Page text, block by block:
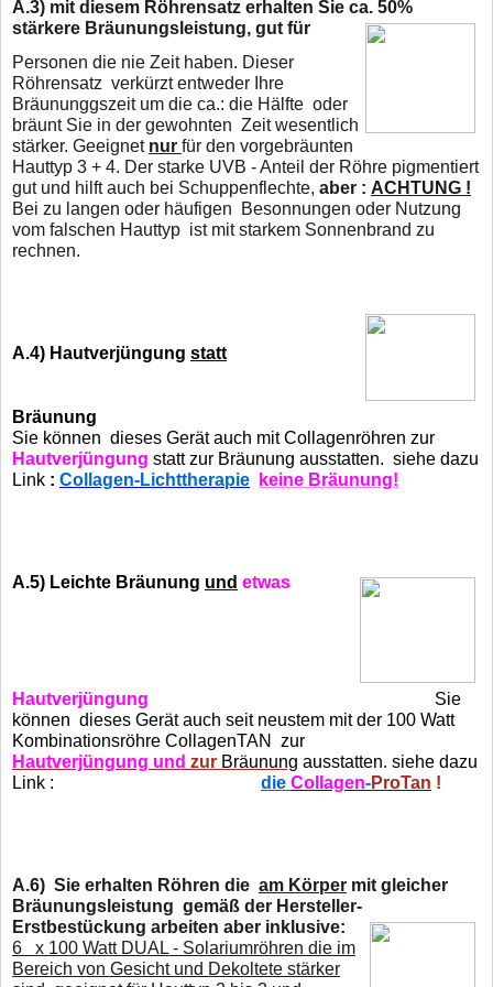
A.3) mit diesem Röhrensatz erhalten Sie ca. 50%
stärkere Bräunungsleistung, gut für
Personen die nie Zeit haben. Dieser
Röhrensatz verkürzt entweder Ihre
Bräununggszeit um die ca.: die Hälfte oder
bräunt Sie in der gewohnten Zeit wesentlich
stärker. Geeignet nur für den vorgebräunten
Hauttyp 3 + 4. Der starke UVB - Anteil der Röhre pigmentiert
gut und hilft auch bei Schuppenflechte, aber : ACHTUNG !
Bei zu langen oder häufigen Besonnungen oder Nutzung
vom falschen Hauttyp ist mit starkem Sonnenbrand zu
rechnen.
A.4) Hautverjüngung statt
Bräunung
Sie können dieses Gerät auch mit Collagenröhren zur
Hautverjüngung stattzur Bräunung ausstatten. siehe dazu
Link : Collagen-Lichttherapie keine Bräunung!
A.5) Leichte Bräunung und etwas
Hautverjüngung
Sie
können dieses Gerät auch seit neustem mit der 100 Watt
Kombinationsröhre CollagenTAN
zur
Hautverjüngung und zur Bräunung ausstatten. siehe dazu
Link :
die Collagen-ProTan !
A.6) Sie erhalten Röhren die am Körper mit gleicher
Bräunungsleistung gemäß der Hersteller-
Erstbestückung arbeiten aber inklusive:
6 x 100 Watt DUAL - Solariumröhren die im
Bereich von Gesicht und Dekoltete stärker